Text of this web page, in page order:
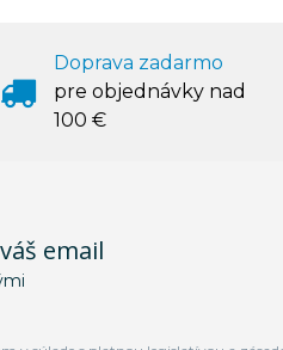
Doprava zadarmo
pre objednávky nad
100 €
email